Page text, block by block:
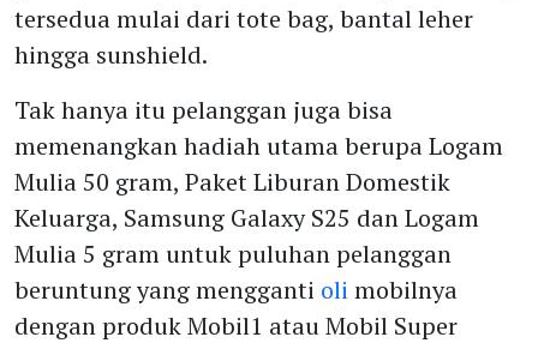
tersedua mulai dari tote bag, bantal leher
hingga sunshield.
Tak hanya itu pelanggan juga bisa
memenangkan hadiah utama berupa Logam
Mulia 50 gram, Paket Liburan Domestik
Keluarga, Samsung Galaxy S25 dan Logam
Mulia 5 gram untuk puluhan pelanggan
beruntung yang mengganti oli mobilnya
dengan produk Mobil1 atau Mobil Super